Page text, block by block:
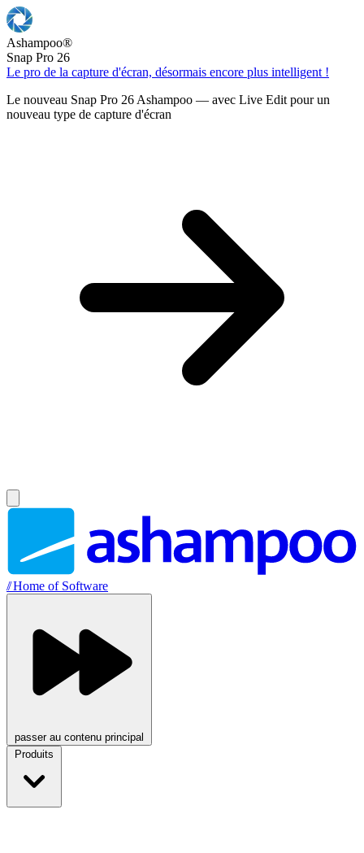
Ashampoo®
Snap Pro 26
Le pro de la capture d'écran, désormais encore plus intelligent !
Le nouveau Snap Pro 26 Ashampoo — avec Live Edit pour un
nouveau type de capture d'écran
//Home of Software
passer au contenu principal
Produits